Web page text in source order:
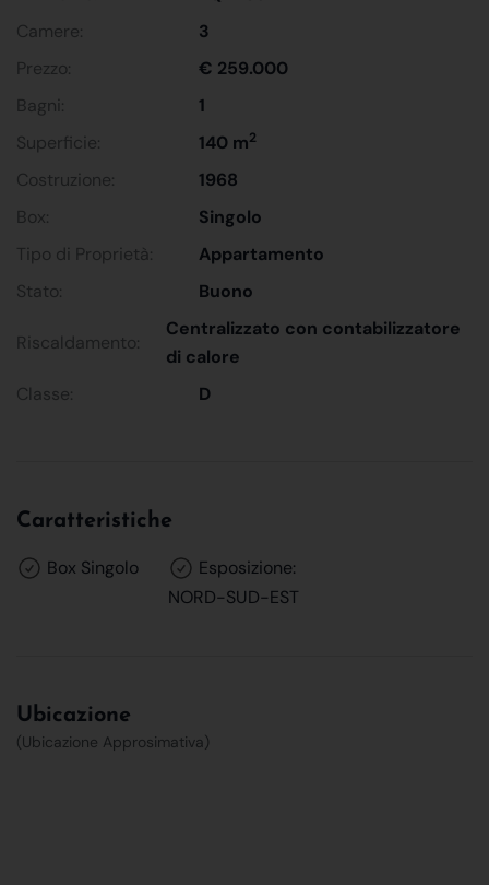
Camere:
3
Prezzo:
€ 259.000
Bagni:
1
Superficie:
140 m2
Costruzione:
1968
Box:
Singolo
Tipo di Proprietà:
Appartamento
Stato:
Buono
Riscaldamento:
Centralizzato con contabilizzatore
di calore
Classe:
D
Caratteristiche
Box Singolo
Esposizione:
NORD-SUD-EST
Ubicazione
(Ubicazione Approsimativa)